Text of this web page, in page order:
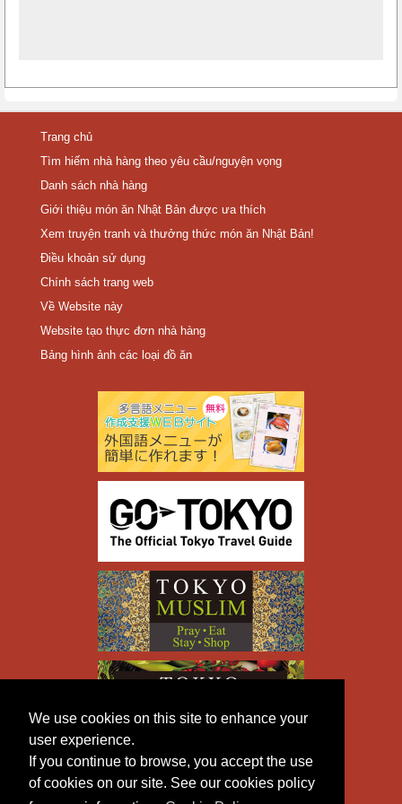
We use cookies on this site to enhance your
user experience.
If you continue to browse, you accept the use
of cookies on our site. See our cookies policy
Trang chủ
Tìm hiếm nhà hàng theo yêu cầu/nguyện vọng
Danh sách nhà hàng
Giới thiệu món ăn Nhật Bản được ưa thích
Xem truyện tranh và thưởng thức món ăn Nhật Bản!
Điều khoản sử dụng
Chính sách trang web
Về Website này
Website tạo thực đơn nhà hàng
Bảng hình ảnh các loại đồ ăn